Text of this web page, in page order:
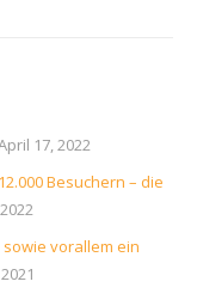
17, 2022
Besuchern – die
vorallem ein